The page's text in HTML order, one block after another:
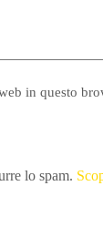
in questo
lo spam.